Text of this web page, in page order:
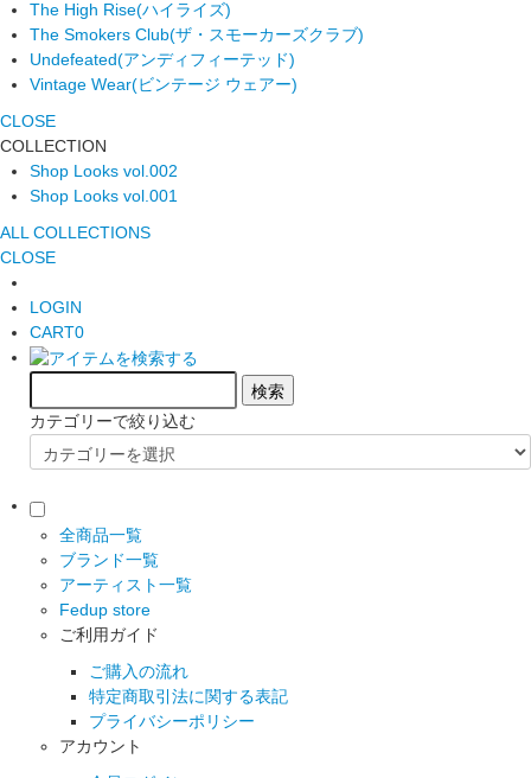
The High Rise(ハイライズ)
The Smokers Club(ザ・スモーカーズクラブ)
Undefeated(アンディフィーテッド)
Vintage Wear(ビンテージ ウェアー)
CLOSE
COLLECTION
Shop Looks vol.002
Shop Looks vol.001
ALL COLLECTIONS
CLOSE
LOGIN
CART0
カテゴリーで絞り込む
全商品一覧
ブランド一覧
アーティスト一覧
Fedup store
ご利用ガイド
ご購入の流れ
特定商取引法に関する表記
プライバシーポリシー
アカウント